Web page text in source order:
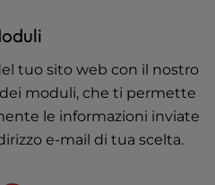
tuo sito web con il nostro
moduli, che ti permette
le informazioni inviate
e-mail di tua scelta.